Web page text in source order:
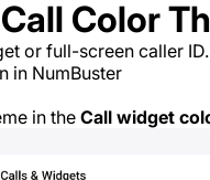
Color
or full-screen caller ID.
in NumBuster
in the Call widget